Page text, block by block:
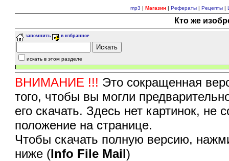
mp3 | Магазин| Рефераты| Рецепты|
Кто же
запомнить в избранное
искать в этом разделе
ВНИМАНИЕ !!! Это сокращенная
того, чтобы вы могли
его скачать. Здесь нет картинок,
положение на странице.
Чтобы скачать полную версию,
ниже (Info File Mail)